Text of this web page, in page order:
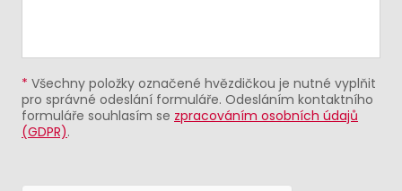
* Všechny položky označené hvězdičkou je nutné vyplňit
pro správné odeslání formuláře. Odesláním kontaktního
formuláře souhlasím se zpracováním osobních údajů
(GDPR).